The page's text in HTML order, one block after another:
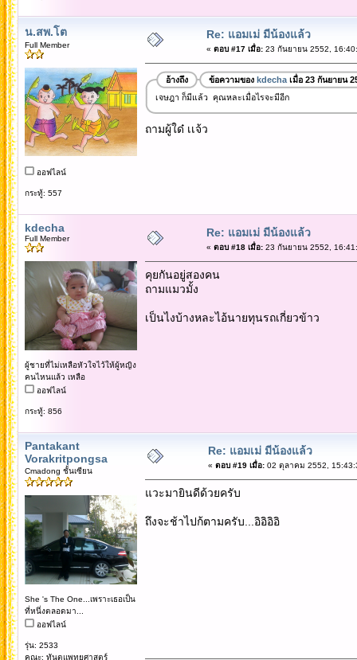
น.สพ.โต
Full Member
ออฟไลน์
กระทู้: 557
Re: แอมเม่ มีน้องแล้ว
« ตอบ #17 เมื่อ:23 กันยายน 2552,
อ้างถึง ข้อความของ kdechaเมื่อ 23 กันยายน
เจษฎา ก็มีแล้ว คุณหละเมื่อไรจะมีอีก
ถามผู้ใด๋ เเจ้ว
kdecha
Full Member
ผู้ชายที่ไม่เหลือหัวใจไว้ให้ผู้หญิง
คนไหนแล้ว เหลือ
ออฟไลน์
กระทู้: 856
Re: แอมเม่ มีน้องแล้ว
« ตอบ #18 เมื่อ:23 กันยายน 2552,
คุยกันอยู่สองคน
ถามแมวมั้ง
เป็นไงบ้างหละไอ้นายทุนรถเกี่ยวข้าว
Pantakant
Vorakritpongsa
Cmadong ชั้นเซียน
She 's The One...เพราะเธอเป็น
ที่หนึ่งตลอดมา...
ออฟไลน์
รุ่น: 2533
คณะ: ทันตแพทยศาสตร์
Re: แอมเม่ มีน้องแล้ว
« ตอบ #19 เมื่อ:02 ตุลาคม 2552,
แวะมายินดีด้วยครับ
ถึงจะช้าไปก้ตามครับ...อิอิอิอิ